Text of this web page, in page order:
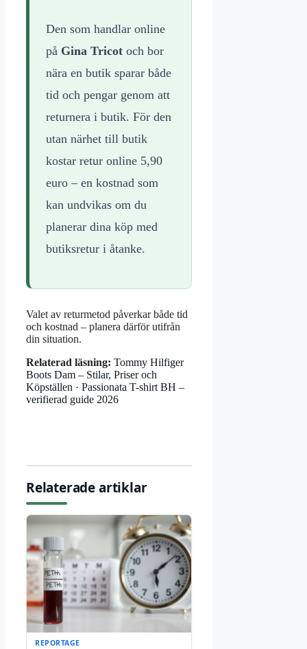
Den som handlar online
på Gina Tricot och bor
nära en butik sparar både
tid och pengar genom att
returnera i butik. För den
utan närhet till butik
kostar retur online 5,90
euro – en kostnad som
kan undvikas om du
planerar dina köp med
butiksretur i åtanke.
Valet av returmetod påverkar både tid
och kostnad – planera därför utifrån
din situation.
Relaterad läsning: Tommy Hilfiger
Boots Dam – Stilar, Priser och
Köpställen · Passionata T-shirt BH –
verifierad guide 2026
Relaterade artiklar
REPORTAGE